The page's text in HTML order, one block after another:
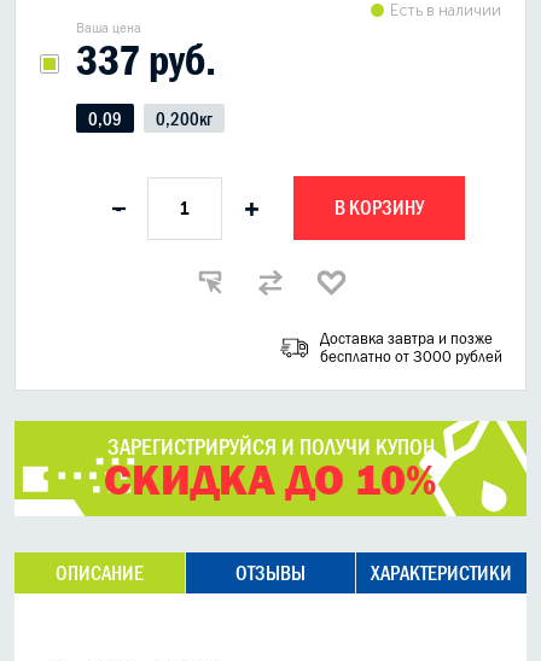
Ваша цена
337 руб.
Есть в наличии
0,09 0,200кг
- + В КОРЗИНУ
Доставка завтра и позже
бесплатно от 3000 рублей
ЗАРЕГИСТРИРУЙСЯ И ПОЛУЧИ КУПОН
СКИДКА ДО 10%
ОПИСАНИЕ ОТЗЫВЫ ХАРАКТЕРИСТИКИ